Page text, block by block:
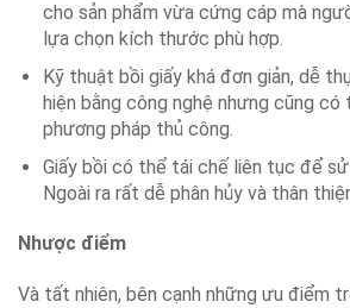
cho sản phẩm vừa cứng cáp mà
lựa chọn kích thước phù hợp.
Kỹ thuật bồi giấy khá đơn giản, dễ
hiện bằng công nghệ nhưng cũng
phương pháp thủ công.
Giấy bồi có thể tái chế liên tục để sử
Ngoài ra rất dễ phân hủy và thân
Nhược điểm
Và tất nhiên, bên cạnh những ưu điểm